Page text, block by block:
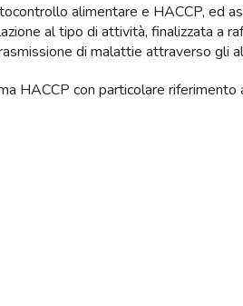
alimentare e HACCP, ed
al tipo di attività, finalizzata a
di malattie attraverso gli
HACCP con particolare riferimento